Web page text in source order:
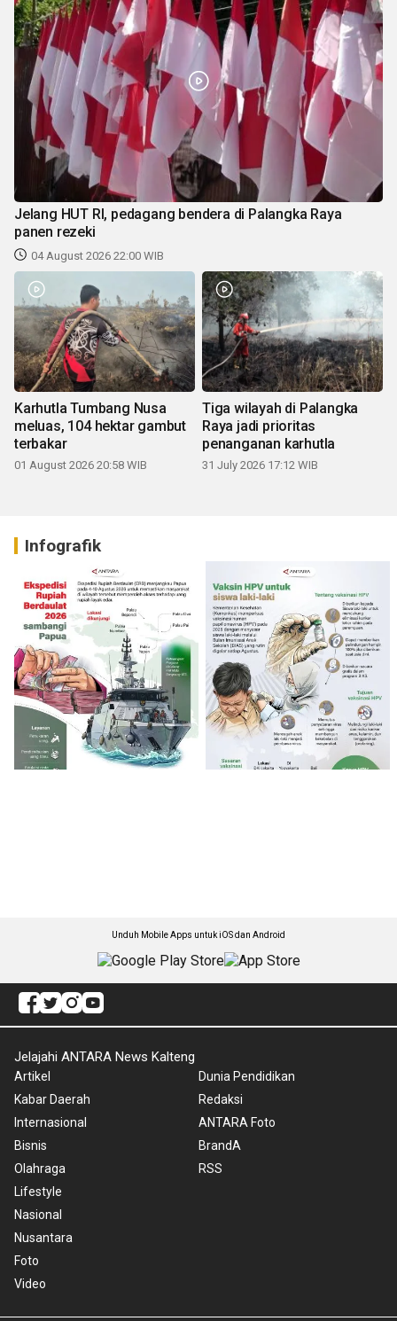
Jelang HUT RI, pedagang bendera di Palangka Raya
panen rezeki
04 August 2026 22:00 WIB
Karhutla Tumbang Nusa
meluas, 104 hektar gambut
terbakar
01 August 2026 20:58 WIB
Tiga wilayah di Palangka
Raya jadi prioritas
penanganan karhutla
31 July 2026 17:12 WIB
Infografik
Unduh Mobile Apps untuk iOS dan Android
Jelajahi ANTARA News Kalteng
Artikel
Kabar Daerah
Internasional
Bisnis
Olahraga
Lifestyle
Nasional
Nusantara
Foto
Video
Dunia Pendidikan
Redaksi
ANTARA Foto
BrandA
RSS